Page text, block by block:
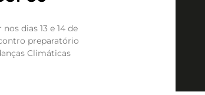
dias 13 e 14 de
preparatório
Climáticas